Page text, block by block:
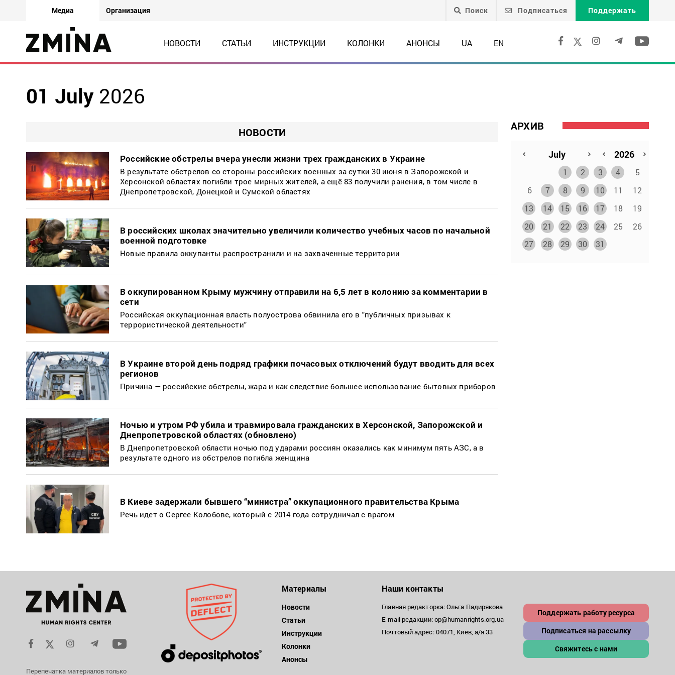
Медиа Организация Поиск Подписаться Поддержать
НОВОСТИ СТАТЬИ ИНСТРУКЦИИ КОЛОНКИ АНОНСЫ UA EN
01 July 2026
НОВОСТИ
Российские обстрелы вчера унесли жизни трех гражданских в Украине
В результате обстрелов со стороны российских военных за сутки 30 июня в Запорожской и
Херсонской областях погибли трое мирных жителей, а ещё 83 получили ранения, в том числе в
Днепропетровской, Донецкой и Сумской областях
В российских школах значительно увеличили количество учебных часов по начальной
военной подготовке
Новые правила оккупанты распространили и на захваченные территории
В оккупированном Крыму мужчину отправили на 6,5 лет в колонию за комментарии в
сети
Российская оккупационная власть полуострова обвинила его в "публичных призывах к
террористической деятельности"
В Украине второй день подряд графики почасовых отключений будут вводить для всех
регионов
Причина — российские обстрелы, жара и как следствие большее использование бытовых приборов
Ночью и утром РФ убила и травмировала гражданских в Херсонской, Запорожской и
Днепропетровской областях (обновлено)
В Днепропетровской области ночью под ударами россиян оказались как минимум пять АЗС, а в
результате одного из обстрелов погибла женщина
В Киеве задержали бывшего “министра” оккупационного правительства Крыма
Речь идет о Сергее Колобове, который с 2014 года сотрудничал с врагом
АРХИВ
1 2 3 4
5
6
7 8 9 10 11
12
13
14 15 16 17 18
19
20
21 22 23 24 25
26
27
28 29 30 31
Перепечатка материалов только
Материалы
Новости
Статьи
Инструкции
Колонки
Анонсы
Наши контакты
Главная редакторка: Ольга Падирякова
E-mail редакции: op@humanrights.org.ua
Почтовый адрес: 04071, Киев, а/я 33
Поддержать работу ресурса
Подписаться на рассылку
Свяжитесь с нами